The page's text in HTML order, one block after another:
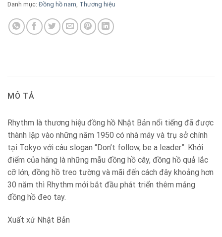
Danh mục: Đồng hồ nam, Thương hiệu
MÔ TẢ
Rhythm là thương hiệu đồng hồ Nhật Bản nổi tiếng đã được
thành lập vào những năm 1950 có nhà máy và trụ sở chính
tại Tokyo với câu slogan “Don’t follow, be a leader”. Khởi
điểm của hãng là những mẫu đồng hồ cây, đồng hồ quả lắc
cỡ lớn, đồng hồ treo tường và mãi đến cách đây khoảng hơn
30 năm thì Rhythm mới bắt đầu phát triển thêm mảng
đồng hồ đeo tay.
Xuất xứ Nhật Bản